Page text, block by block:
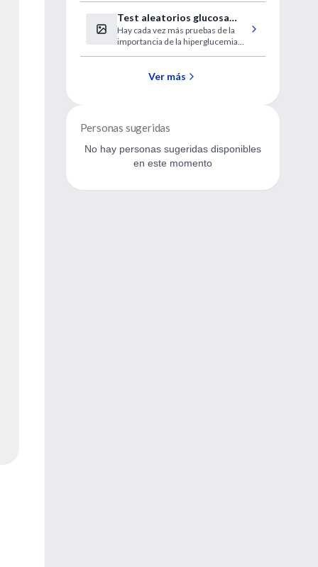
Test aleatorios glucosa
detectan diabetes
gestacional manifiesta
Hay cada vez más pruebas de la
importancia de la hiperglucemia
Ver más
Personas sugeridas
No hay personas sugeridas disponibles
en este momento